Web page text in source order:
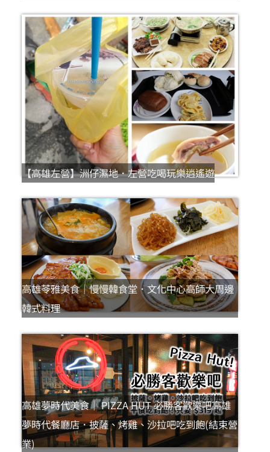
【高雄左營】洲仔濕地．左營吃喝玩樂逍遙遊
高雄苓雅美食｜慢慢韓食堂．文化中心高師大周邊
韓式料理
高雄夢時代美食｜ PIZZA HUT 必勝客歡樂吧高雄
夢時代餐廳店．披薩、烤雞、沙拉吧吃到飽(結束營
業)